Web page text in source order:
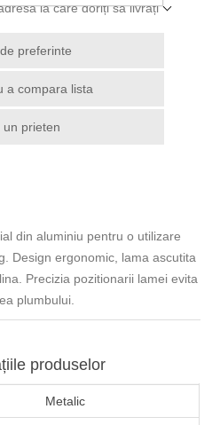
la care doriți să livrați
preferinte
a compara lista
un prieten
din aluminiu pentru o utilizare
Design ergonomic, lama ascutita
Precizia pozitionarii lamei evita
plumbului.
produselor
Metalic